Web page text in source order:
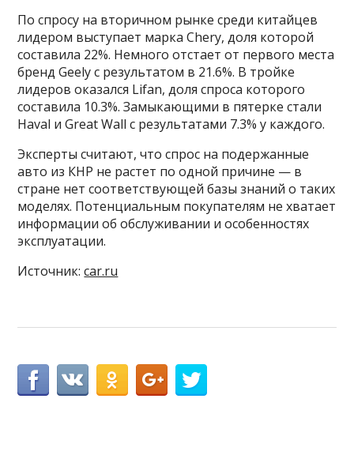
По спросу на вторичном рынке среди китайцев
лидером выступает марка Chery, доля которой
составила 22%. Немного отстает от первого места
бренд Geely с результатом в 21.6%. В тройке
лидеров оказался Lifan, доля спроса которого
составила 10.3%. Замыкающими в пятерке стали
Haval и Great Wall с результатами 7.3% у каждого.
Эксперты считают, что спрос на подержанные
авто из КНР не растет по одной причине — в
стране нет соответствующей базы знаний о таких
моделях. Потенциальным покупателям не хватает
информации об обслуживании и особенностях
эксплуатации.
Источник:car.ru